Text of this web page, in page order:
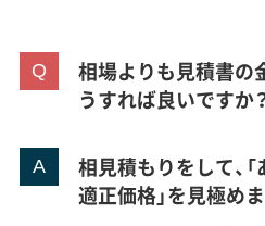
相場よりも見積書の
うすれば良いですか
相見積もりをして、
適正価格」を見極め